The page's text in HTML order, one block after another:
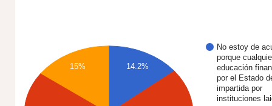
No estoy de
porque
educación
por el Estado
impartida por
instituciones
14.2%
15%